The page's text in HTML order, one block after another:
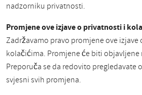
nadzorniku privatnosti.
Promjene ove izjave o privatnosti i
Zadržavamo pravo promjene ove izjave
kolačićima. Promjene će biti objavljene
Preporuča se da redovito pregledavate
svjesni svih promjena.